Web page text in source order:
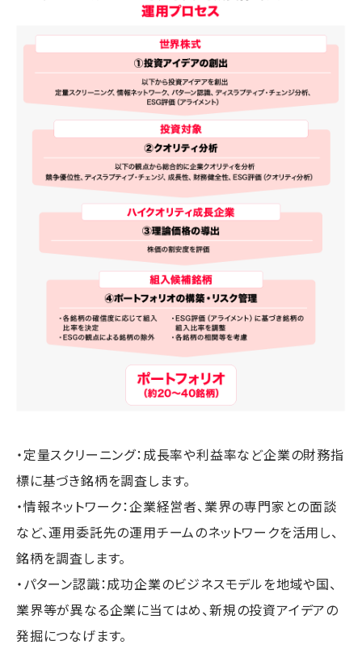
・定量スクリーニング：成長率や利益率など企業の財務指
標に基づき銘柄を調査します。
・情報ネットワーク：企業経営者、業界の専門家との面談
など、運用委託先の運用チームのネットワークを活用し、
銘柄を調査します。
・パターン認識：成功企業のビジネスモデルを地域や国、
業界等が異なる企業に当てはめ、新規の投資アイデアの
発掘につなげます。